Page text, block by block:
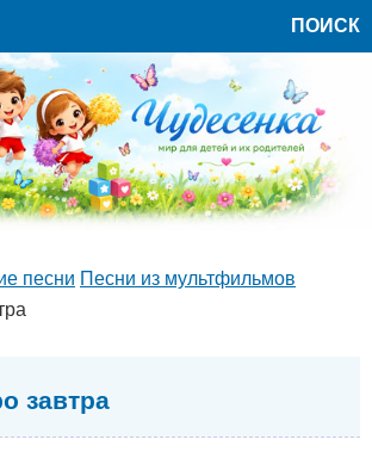
ПОИСК
песни Песни из мультфильмов
завтра